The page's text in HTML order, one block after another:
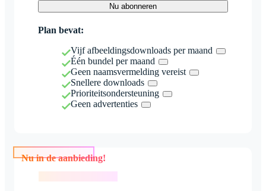
Nu abonneren
Plan bevat:
Vijf afbeeldingsdownloads per maand
Één bundel per maand
Geen naamsvermelding vereist
Snellere downloads
Prioriteitsondersteuning
Geen advertenties
Nu in de aanbieding!